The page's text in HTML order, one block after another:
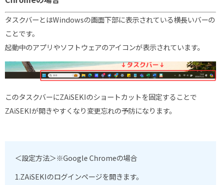
タスクバーとはWindowsの画面下部に表示されている横長いバーの
ことです。
起動中のアプリやソフトウェアのアイコンが表示されています。
このタスクバーにZAiSEKIのショートカットを固定することで
ZAiSEKIが開きやすくなり変更忘れの予防になります。
＜設定方法＞※Google Chromeの場合
1.ZAiSEKIのログインページを開きます。